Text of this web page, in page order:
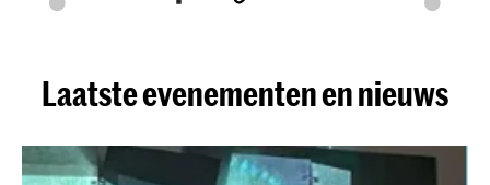
Laatste evenementen en nieuws